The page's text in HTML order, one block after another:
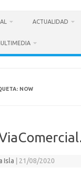
ACTUALIDAD
NOW
Isla 21/08/2020